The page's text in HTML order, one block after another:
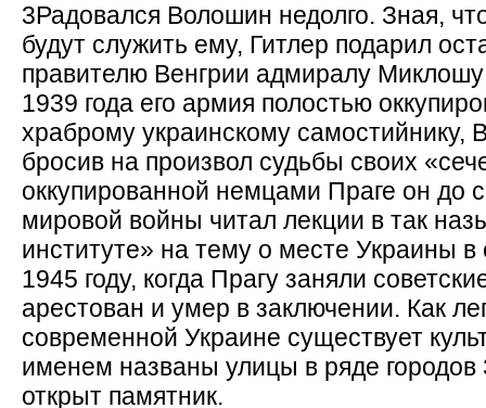
3Радовался Волошин недолго. Зная,
будут служить ему, Гитлер подарил
правителю Венгрии адмиралу
1939 года его армия полостью
храброму украинскому
бросив на произвол судьбы своих
оккупированной немцами Праге он до
мировой войны читал лекции в так
институте» на тему о месте Украины
1945 году, когда Прагу заняли
арестован и умер в заключении. Как
современной Украине существует
именем названы улицы в ряде городов
открыт памятник.